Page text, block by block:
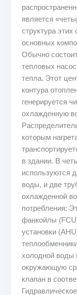
является
структура
основных
Обычно
тепловых
тепла. Этот
контура
генерируется
охлажденную
которым
в здании. В
используются
воды, и две
охлажденной
потребления:
фанкойлы
установки
холодной воды
окружающую
клапан в